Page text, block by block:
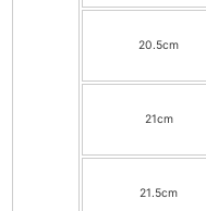
20.5cm
21cm
21.5cm